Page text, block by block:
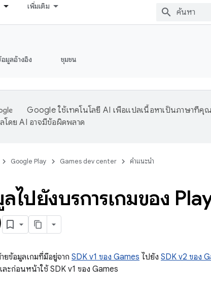
เพิ่มเติม
มูลอ้างอิง ชุมชน
Google ใช้เทคโนโลยี AI เพื่อแปลเนื้อหาเป็นภาษาที่คุณ
โดย AI อาจมีข้อผิดพลาด
Google Play Games dev center คำแนะนำ
ไปยังบริการเกมของ
ยข้อมูลเกมที่มีอยู่จาก SDK v1 ของ Games ไปยัง SDK v2 ของ
ะก่อนหน้าใช้ SDK v1 ของ Games